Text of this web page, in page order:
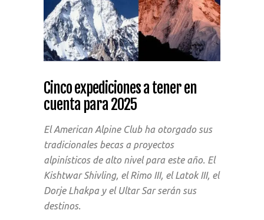
Cinco expediciones a tener en
cuenta para 2025
El American Alpine Club ha otorgado sus
tradicionales becas a proyectos
alpinísticos de alto nivel para este año. El
Kishtwar Shivling, el Rimo III, el Latok III, el
Dorje Lhakpa y el Ultar Sar serán sus
destinos.